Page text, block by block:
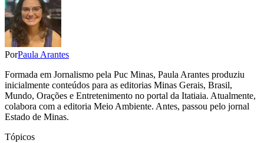
PorPaula Arantes
Formada em Jornalismo pela Puc Minas, Paula Arantes produziu
inicialmente conteúdos para as editorias Minas Gerais, Brasil,
Mundo, Orações e Entretenimento no portal da Itatiaia. Atualmente,
colabora com a editoria Meio Ambiente. Antes, passou pelo jornal
Estado de Minas.
Tópicos